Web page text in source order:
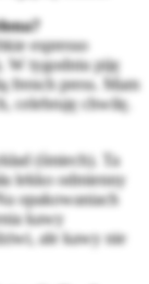
espresso
W tygodniu piję
french press. Mam
celebruję chwilę.
(śmiech). Ta
lekko odmienny
opakowaniach
kawy
ale kawy nie